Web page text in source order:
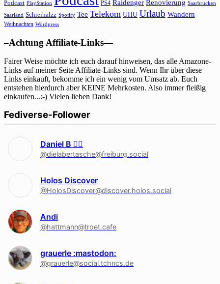
Podcast PlayStation PS4 Raidenger Renovierung Saarbrücken
Saarland Schreihalzz Spotify Tee Telekom UHU Urlaub Wandern
Weihnachten Wordpress
–Achtung Affiliate-Links—
Fairer Weise möchte ich euch darauf hinweisen, das alle Amazone-
Links auf meiner Seite Affiliate-Links sind. Wenn Ihr über diese
Links einkauft, bekomme ich ein wenig vom Umsatz ab. Euch
entstehen hierdurch aber KEINE Mehrkosten. Also immer fleißig
einkaufen...:-) Vielen lieben Dank!
Fediverse-Follower
Daniel B 🏳‍🌈
@dielabertasche@freiburg.social
Holos Discover
@HolosDiscover@discover.holos.social
Andi
@hattmann@troet.cafe
grauerle :mastodon:
@grauerle@social.tchncs.de